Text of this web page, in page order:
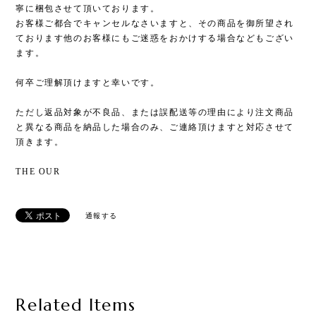
寧に梱包させて頂いております。
お客様ご都合でキャンセルなさいますと、その商品を御所望され
ております他のお客様にもご迷惑をおかけする場合などもござい
ます。
何卒ご理解頂けますと幸いです。
ただし返品対象が不良品、または誤配送等の理由により注文商品
と異なる商品を納品した場合のみ、ご連絡頂けますと対応させて
頂きます。
THE OUR
通報する
Related Items